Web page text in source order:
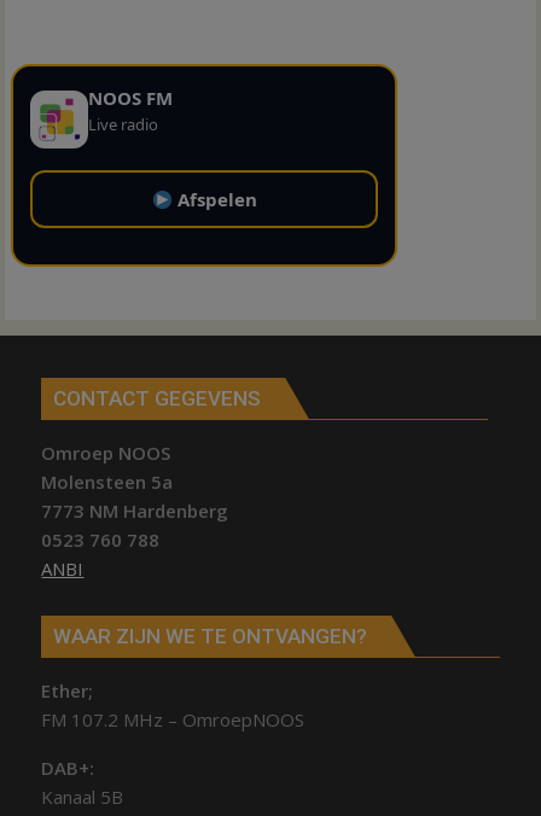
NOOS FM
Live radio
Afspelen
CONTACT GEGEVENS
Omroep NOOS
Molensteen 5a
7773 NM Hardenberg
0523 760 788
ANBI
WAAR ZIJN WE TE ONTVANGEN?
Ether;
FM 107.2 MHz – OmroepNOOS
DAB+:
Kanaal 5B